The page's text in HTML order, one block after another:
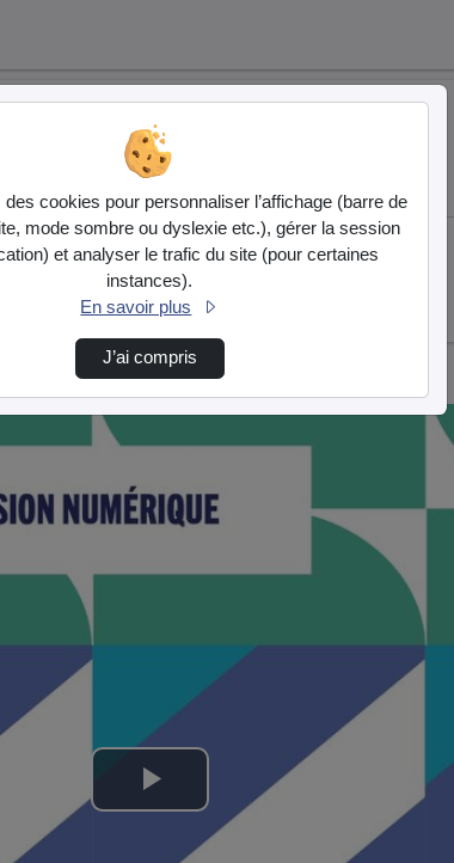
Lire
des cookies pour personnaliser l’affichage (barre de
mode sombre ou dyslexie etc.), gérer la session
et analyser le trafic du site (pour certaines
instances).
En savoir plus
J’ai compris